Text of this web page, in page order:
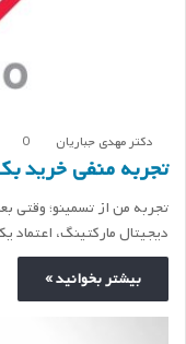
دکتر مهدی جباریان 0
تجربه منفی خرید
تجربه من از تسمینو؛ وقتی
دیجیتال مارکتینگ، اعتماد
بیشتر بخوانید »